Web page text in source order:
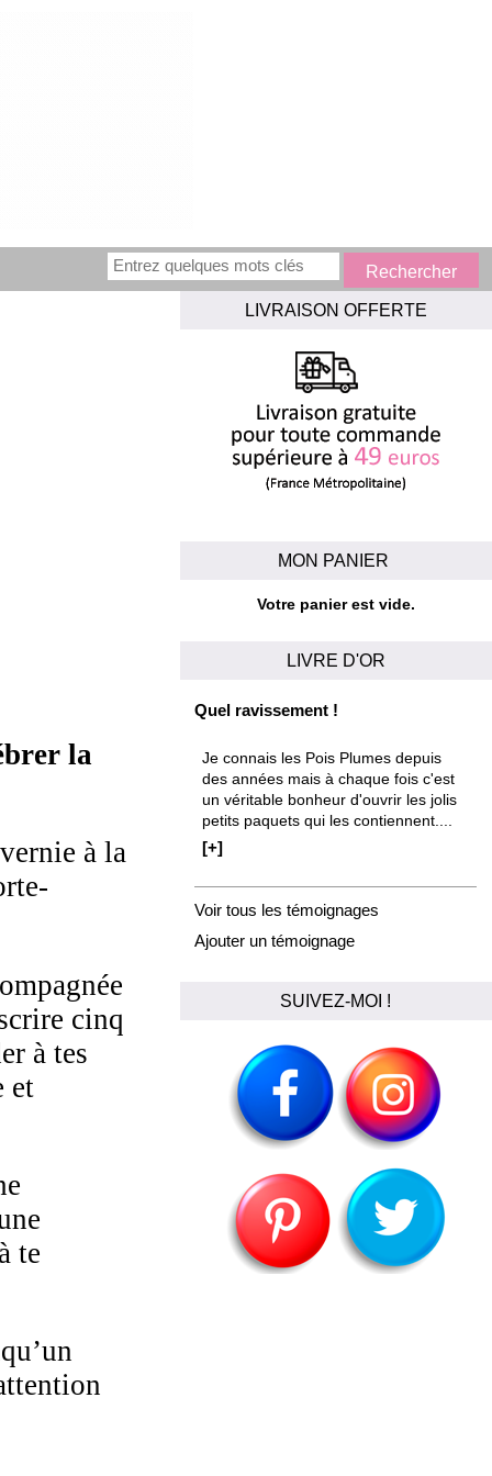
la
à la
cinq
à tes
et
te
LIVRAISON OFFERTE
MON PANIER
Votre panier est vide.
LIVRE D'OR
Quel ravissement !
Je connais les Pois Plumes depuis
des années mais à chaque fois c'est
un véritable bonheur d'ouvrir les jolis
petits paquets qui les contiennent....
[+]
Voir tous les témoignages
Ajouter un témoignage
SUIVEZ-MOI !